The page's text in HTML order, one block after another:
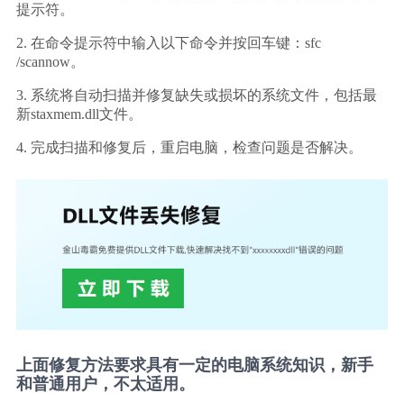
提示符。
2. 在命令提示符中输入以下命令并按回车键：sfc
/scannow。
3. 系统将自动扫描并修复缺失或损坏的系统文件，包括最
新staxmem.dll文件。
4. 完成扫描和修复后，重启电脑，检查问题是否解决。
上面修复方法要求具有一定的电脑系统知识，新手
和普通用户，不太适用。